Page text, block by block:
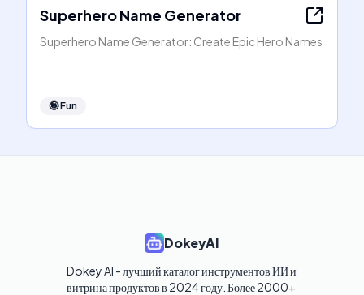
Superhero Name Generator
Superhero Name Generator: Create Epic Hero Names
🤪Fun
DokeyAI
Dokey AI - лучший каталог инструментов ИИ и
витрина продуктов в 2024 году. Более 2000+